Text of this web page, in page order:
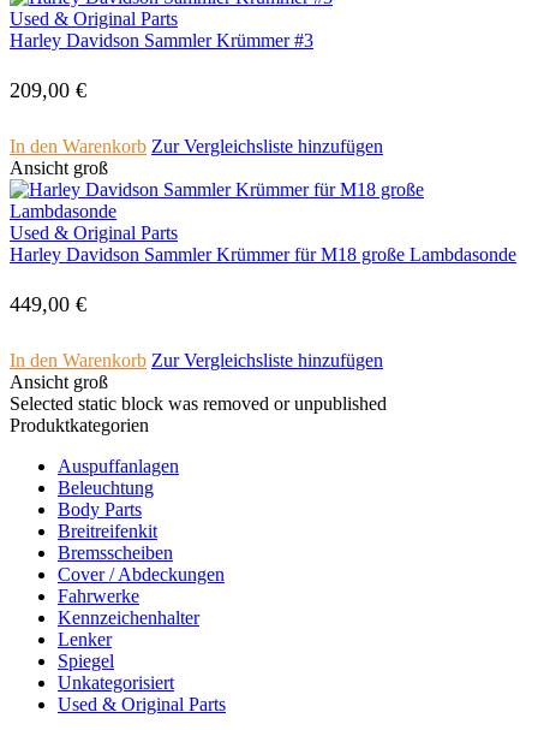
Used & Original Parts
Harley Davidson Sammler Krümmer #3
209,00 €
In den Warenkorb Zur Vergleichsliste hinzufügen
Ansicht groß
Used & Original Parts
Harley Davidson Sammler Krümmer für M18 große Lambdasonde
449,00 €
In den Warenkorb Zur Vergleichsliste hinzufügen
Ansicht groß
Selected static block was removed or unpublished
Produktkategorien
Auspuffanlagen
Beleuchtung
Body Parts
Breitreifenkit
Bremsscheiben
Cover /­ ­Abdeckungen
Fahrwerke
Kennzeichenhalter
Lenker
Spiegel
Unkategorisiert
Used & Original Parts